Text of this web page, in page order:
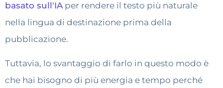
basato sull'IAper rendere il testo più naturale
nella lingua di destinazione prima della
pubblicazione.
Tuttavia, lo svantaggio di farlo in questo modo è
che hai bisogno di più energia e tempo perché